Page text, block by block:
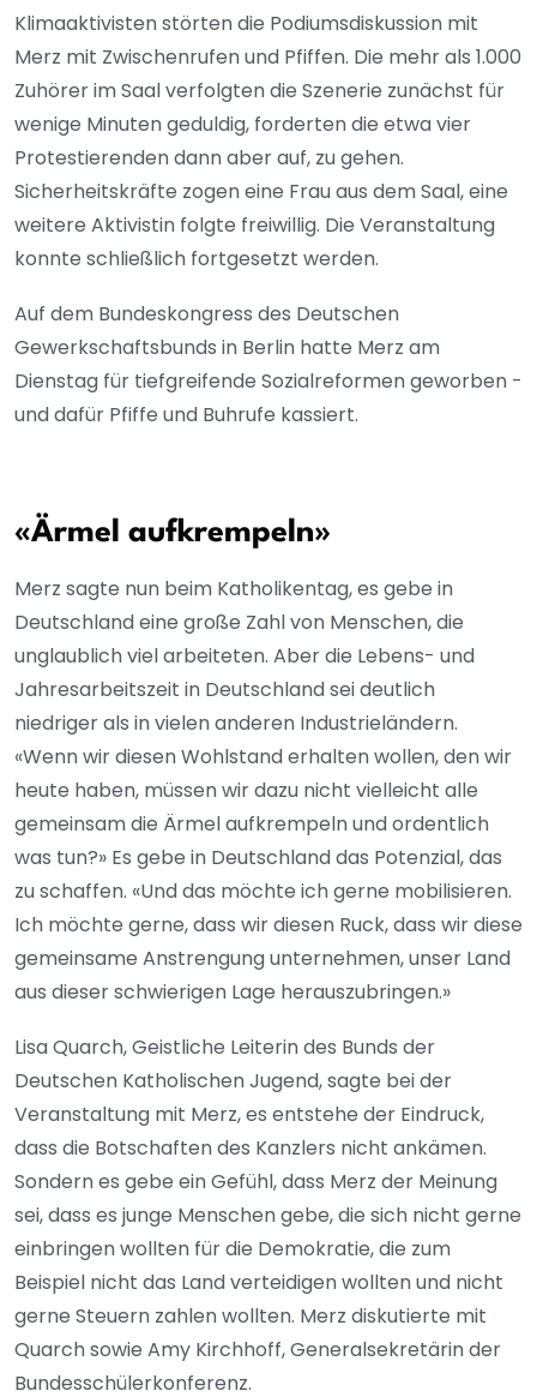
Klimaaktivisten störten die Podiumsdiskussion mit
Merz mit Zwischenrufen und Pfiffen. Die mehr als 1.000
Zuhörer im Saal verfolgten die Szenerie zunächst für
wenige Minuten geduldig, forderten die etwa vier
Protestierenden dann aber auf, zu gehen.
Sicherheitskräfte zogen eine Frau aus dem Saal, eine
weitere Aktivistin folgte freiwillig. Die Veranstaltung
konnte schließlich fortgesetzt werden.
Auf dem Bundeskongress des Deutschen
Gewerkschaftsbunds in Berlin hatte Merz am
Dienstag für tiefgreifende Sozialreformen geworben -
und dafür Pfiffe und Buhrufe kassiert.
«Ärmel aufkrempeln»
Merz sagte nun beim Katholikentag, es gebe in
Deutschland eine große Zahl von Menschen, die
unglaublich viel arbeiteten. Aber die Lebens- und
Jahresarbeitszeit in Deutschland sei deutlich
niedriger als in vielen anderen Industrieländern.
«Wenn wir diesen Wohlstand erhalten wollen, den wir
heute haben, müssen wir dazu nicht vielleicht alle
gemeinsam die Ärmel aufkrempeln und ordentlich
was tun?» Es gebe in Deutschland das Potenzial, das
zu schaffen. «Und das möchte ich gerne mobilisieren.
Ich möchte gerne, dass wir diesen Ruck, dass wir diese
gemeinsame Anstrengung unternehmen, unser Land
aus dieser schwierigen Lage herauszubringen.»
Lisa Quarch, Geistliche Leiterin des Bunds der
Deutschen Katholischen Jugend, sagte bei der
Veranstaltung mit Merz, es entstehe der Eindruck,
dass die Botschaften des Kanzlers nicht ankämen.
Sondern es gebe ein Gefühl, dass Merz der Meinung
sei, dass es junge Menschen gebe, die sich nicht gerne
einbringen wollten für die Demokratie, die zum
Beispiel nicht das Land verteidigen wollten und nicht
gerne Steuern zahlen wollten. Merz diskutierte mit
Quarch sowie Amy Kirchhoff, Generalsekretärin der
Bundesschülerkonferenz.